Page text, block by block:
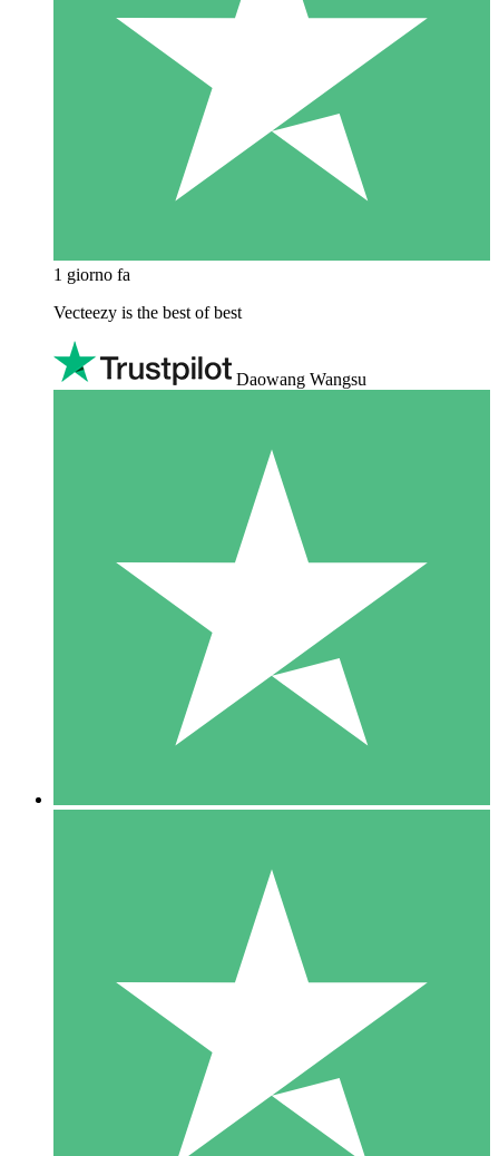
1 giorno fa
Vecteezy is the best of best
Daowang Wangsu